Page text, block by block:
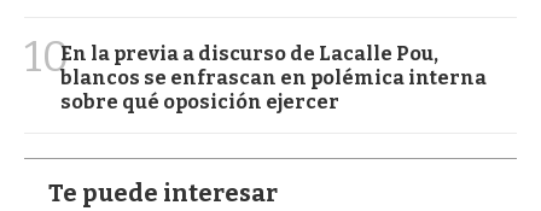
10En la previa a discurso de Lacalle Pou,
blancos se enfrascan en polémica interna
sobre qué oposición ejercer
Te puede interesar